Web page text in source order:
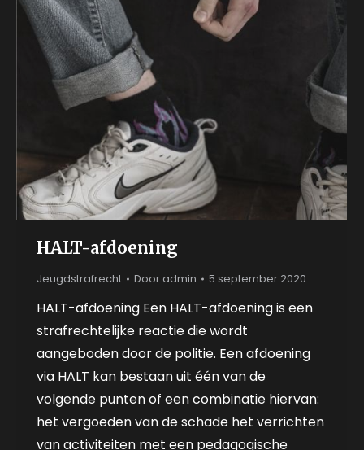
HALT-afdoening
Jeugdstrafrecht Door admin 5 september 2020
HALT-afdoening Een HALT-afdoening is een
strafrechtelijke reactie die wordt
aangeboden door de politie. Een afdoening
via HALT kan bestaan uit één van de
volgende punten of een combinatie hiervan:
het vergoeden van de schade het verrichten
van activiteiten met een pedagogische